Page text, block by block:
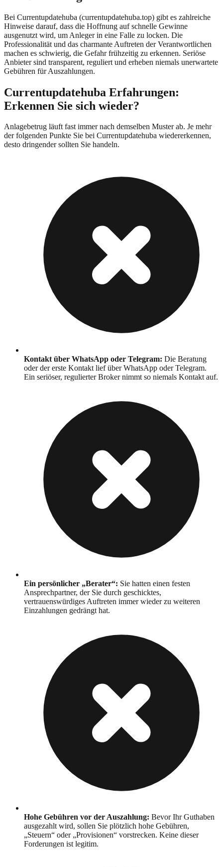
Bei Currentupdatehuba (currentupdatehuba.top) gibt es zahlreiche
Hinweise darauf, dass die Hoffnung auf schnelle Gewinne
ausgenutzt wird, um Anleger in eine Falle zu locken. Die
Professionalität und das charmante Auftreten der Verantwortlichen
machen es schwierig, die Gefahr frühzeitig zu erkennen. Seriöse
Anbieter sind transparent, reguliert und erheben niemals unerwartete
Gebühren für Auszahlungen.
Currentupdatehuba Erfahrungen:
Erkennen Sie sich wieder?
Anlagebetrug läuft fast immer nach demselben Muster ab. Je mehr
der folgenden Punkte Sie bei Currentupdatehuba wiedererkennen,
desto dringender sollten Sie handeln.
Kontakt über WhatsApp oder Telegram: Die Beratung
oder der erste Kontakt lief über WhatsApp oder Telegram.
Ein seriöser, regulierter Broker nimmt so niemals Kontakt auf.
Ein persönlicher „Berater“: Sie hatten einen festen
Ansprechpartner, der Sie durch geschicktes,
vertrauenswürdiges Auftreten immer wieder zu weiteren
Einzahlungen gedrängt hat.
Hohe Gebühren vor der Auszahlung: Bevor Ihr Guthaben
ausgezahlt wird, sollen Sie plötzlich hohe Gebühren,
„Steuern“ oder „Provisionen“ vorstrecken. Keine dieser
Forderungen ist legitim.